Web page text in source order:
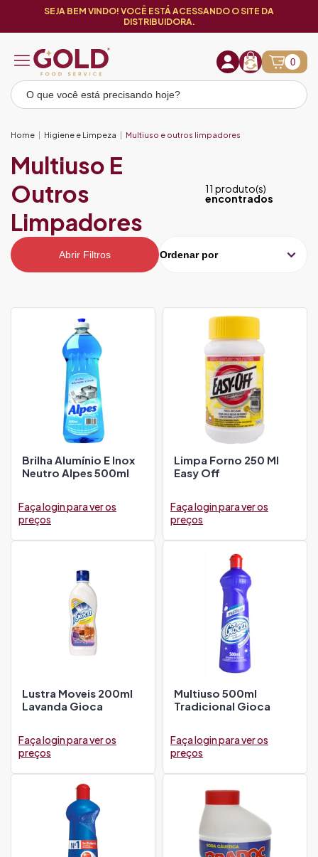
SEJA BEM VINDO! VOCÊ ESTÁ ACESSANDO O SITE DA
DISTRIBUIDORA.
0
Home Higiene e Limpeza Multiuso e outros limpadores
Multiuso E
Outros
Limpadores
11 produto(s)
encontrados
Abrir Filtros
Brilha Alumínio E Inox
Neutro Alpes 500ml
Faça login para ver os
preços
Limpa Forno 250 Ml
Easy Off
Faça login para ver os
preços
Lustra Moveis 200ml
Lavanda Gioca
Faça login para ver os
preços
Multiuso 500ml
Tradicional Gioca
Faça login para ver os
preços